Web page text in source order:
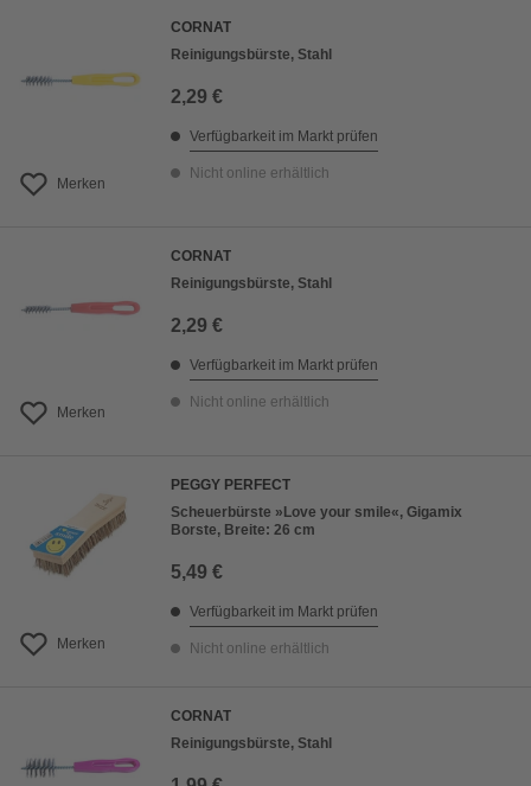
Merken
CORNAT
Reinigungsbürste, Stahl
2,29 €
Verfügbarkeit im Markt prüfen
Nicht online erhältlich
Merken
CORNAT
Reinigungsbürste, Stahl
2,29 €
Verfügbarkeit im Markt prüfen
Nicht online erhältlich
Merken
PEGGY PERFECT
Scheuerbürste »Love your smile«, Gigamix
Borste, Breite: 26 cm
5,49 €
Verfügbarkeit im Markt prüfen
Nicht online erhältlich
CORNAT
Reinigungsbürste, Stahl